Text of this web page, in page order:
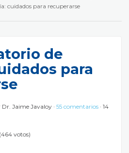
cuidados para recuperarse
de
para
Dr. Jaime Javaloy 55 comentarios 14
votos)